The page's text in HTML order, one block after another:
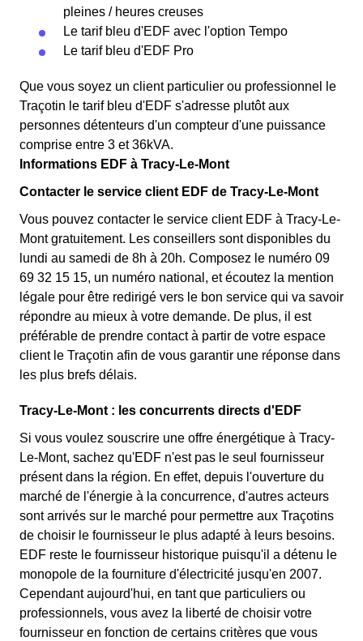
pleines / heures creuses
Le tarif bleu d'EDF avec l'option Tempo
Le tarif bleu d'EDF Pro
Que vous soyez un client particulier ou professionnel le
Traçotin le tarif bleu d'EDF s'adresse plutôt aux
personnes détenteurs d'un compteur d'une puissance
comprise entre 3 et 36kVA.
Informations EDF à Tracy-Le-Mont
Contacter le service client EDF de Tracy-Le-Mont
Vous pouvez contacter le service client EDF à Tracy-Le-
Mont gratuitement. Les conseillers sont disponibles du
lundi au samedi de 8h à 20h. Composez le numéro 09
69 32 15 15, un numéro national, et écoutez la mention
légale pour être redirigé vers le bon service qui va savoir
répondre au mieux à votre demande. De plus, il est
préférable de prendre contact à partir de votre espace
client le Traçotin afin de vous garantir une réponse dans
les plus brefs délais.
Tracy-Le-Mont : les concurrents directs d'EDF
Si vous voulez souscrire une offre énergétique à Tracy-
Le-Mont, sachez qu'EDF n'est pas le seul fournisseur
présent dans la région. En effet, depuis l'ouverture du
marché de l'énergie à la concurrence, d'autres acteurs
sont arrivés sur le marché pour permettre aux Traçotins
de choisir le fournisseur le plus adapté à leurs besoins.
EDF reste le fournisseur historique puisqu'il a détenu le
monopole de la fourniture d'électricité jusqu'en 2007.
Cependant aujourd'hui, en tant que particuliers ou
professionnels, vous avez la liberté de choisir votre
fournisseur en fonction de certains critères que vous